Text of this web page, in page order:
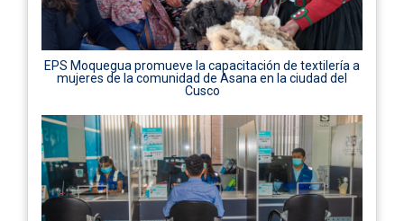
EPS Moquegua promueve la capacitación de textilería a
mujeres de la comunidad de Asana en la ciudad del
Cusco